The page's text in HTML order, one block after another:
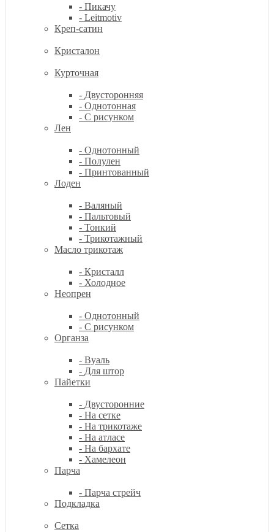
- Пикачу
- Leitmotiv
Креп-сатин
Кристалон
Курточная
- Двусторонняя
- Однотонная
- С рисунком
Лен
- Однотонный
- Полулен
- Принтованный
Лоден
- Валяный
- Пальтовый
- Тонкий
- Трикотажный
Масло трикотаж
- Кристалл
- Холодное
Неопрен
- Однотонный
- С рисунком
Органза
- Вуаль
- Для штор
Пайетки
- Двусторонние
- На сетке
- На трикотаже
- На атласе
- На бархате
- Хамелеон
Парча
- Парча стрейч
Подкладка
Сетка